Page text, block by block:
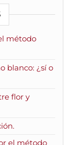
método
blanco: ¿sí o
flor y
el método